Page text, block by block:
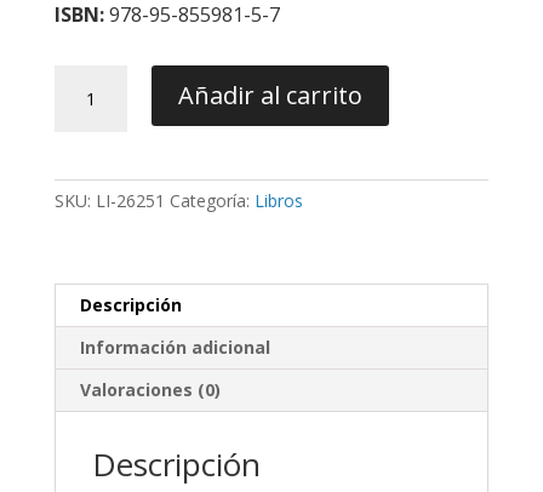
ISBN:978-95-855981-5-7
Enfermedades
en
Niños
4Ed
Laskaris
cantidad
Añadir al carrito
SKU: LI-26251 Categoría: Libros
Descripción
Información adicional
Valoraciones (0)
Descripción